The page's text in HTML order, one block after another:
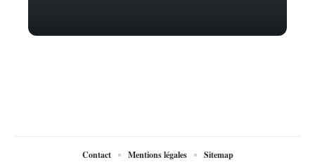
Contact Mentions légales Sitemap